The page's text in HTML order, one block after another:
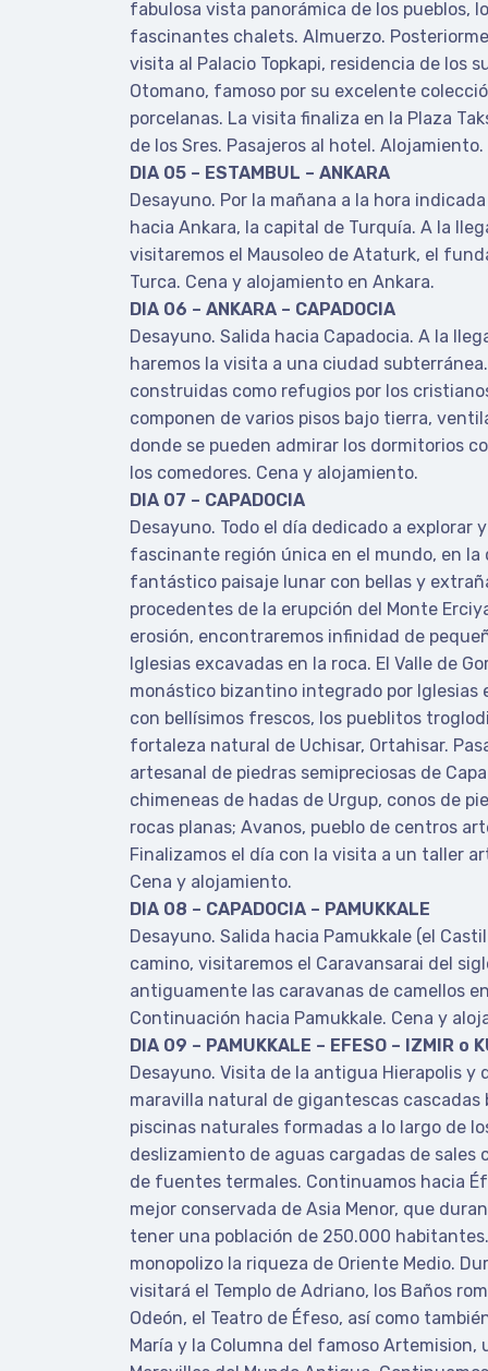
fabulosa vista panorámica de los pueblos,
fascinantes chalets. Almuerzo.
visita al Palacio Topkapi, residencia de los
Otomano, famoso por su excelente
porcelanas. La visita finaliza en la Plaza
de los Sres. Pasajeros al hotel. Alojamiento.
DIA 05 – ESTAMBUL – ANKARA
Desayuno. Por la mañana a la hora
hacia Ankara, la capital de Turquía. A la
visitaremos el Mausoleo de Ataturk, el
Turca. Cena y alojamiento en Ankara.
DIA 06 – ANKARA – CAPADOCIA
Desayuno. Salida hacia Capadocia. A la
haremos la visita a una ciudad
construidas como refugios por los
componen de varios pisos bajo tierra,
donde se pueden admirar los dormitorios
los comedores. Cena y alojamiento.
DIA 07 – CAPADOCIA
Desayuno. Todo el día dedicado a explorar
fascinante región única en el mundo, en la
fantástico paisaje lunar con bellas y
procedentes de la erupción del Monte
erosión, encontraremos infinidad de
Iglesias excavadas en la roca. El Valle de
monástico bizantino integrado por Iglesias
con bellísimos frescos, los pueblitos
fortaleza natural de Uchisar, Ortahisar.
artesanal de piedras semipreciosas de
chimeneas de hadas de Urgup, conos de
rocas planas; Avanos, pueblo de centros
Finalizamos el día con la visita a un taller
Cena y alojamiento.
DIA 08 – CAPADOCIA – PAMUKKALE
Desayuno. Salida hacia Pamukkale (el
camino, visitaremos el Caravansarai del
antiguamente las caravanas de camellos
Continuación hacia Pamukkale. Cena y
DIA 09 – PAMUKKALE – EFESO – IZMIR o
Desayuno. Visita de la antigua Hierapolis y
maravilla natural de gigantescas
piscinas naturales formadas a lo largo de
deslizamiento de aguas cargadas de sales
de fuentes termales. Continuamos hacia
mejor conservada de Asia Menor, que
tener una población de 250.000
monopolizo la riqueza de Oriente Medio.
visitará el Templo de Adriano, los Baños
Odeón, el Teatro de Éfeso, así como
María y la Columna del famoso Artemision,